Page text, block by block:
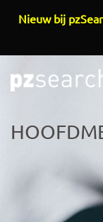
Overslaan en
Nieuw bij